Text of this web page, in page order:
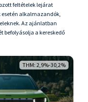
feltételek lejárat
alkalmazandók,
Az ajánlatban
befolyásolja a kereskedő
THM: 2,9%-30,2%